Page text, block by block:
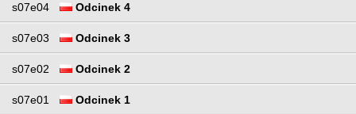
s07e04 Odcinek 4
s07e03 Odcinek 3
s07e02 Odcinek 2
s07e01 Odcinek 1